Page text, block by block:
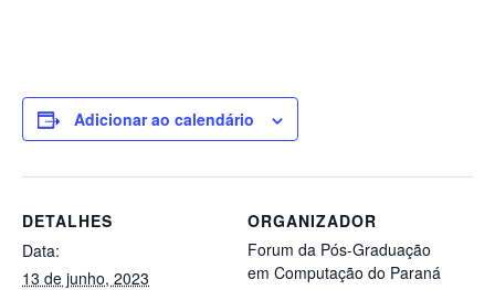
Adicionar ao calendário
DETALHES
Data:
13 de junho, 2023
ORGANIZADOR
Forum da Pós-Graduação
em Computação do Paraná